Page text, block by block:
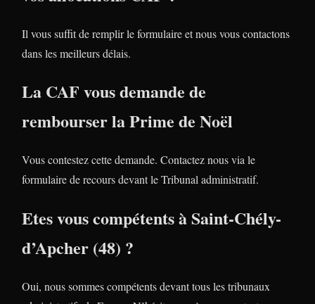
Il vous suffit de remplir le formulaire et nous vous contactons
dans les meilleurs délais.
La CAF vous demande de
rembourser la Prime de Noël
Vous contestez cette demande. Contactez nous via le
formulaire de recours devant le Tribunal administratif.
Etes vous compétents à Saint-Chély-
d’Apcher (48) ?
Oui, nous sommes compétents devant tous les tribunaux